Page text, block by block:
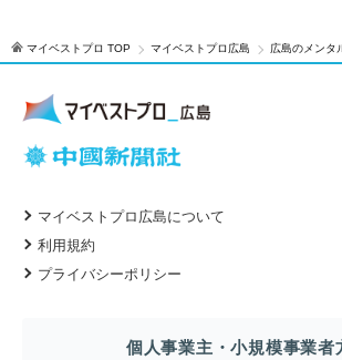
マイベストプロ TOP マイベストプロ広島 広島のメンタ
マイベストプロ広島について
利用規約
プライバシーポリシー
個人事業主・小規模事業者